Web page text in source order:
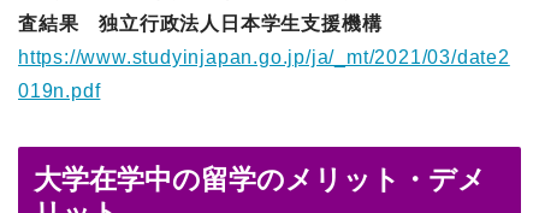
査結果 独立行政法人日本学生支援機構
https://www.studyinjapan.go.jp/ja/_mt/2021/03/date2
019n.pdf
大学在学中の留学のメリット・デメ